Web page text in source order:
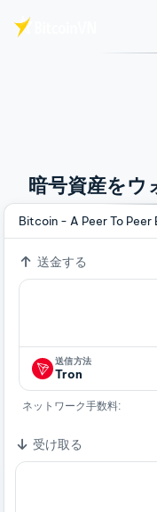
暗号資産をウ
Bitcoin - A Peer To
送金する
送信方法
Tron
ネットワーク手数料:
受け取る